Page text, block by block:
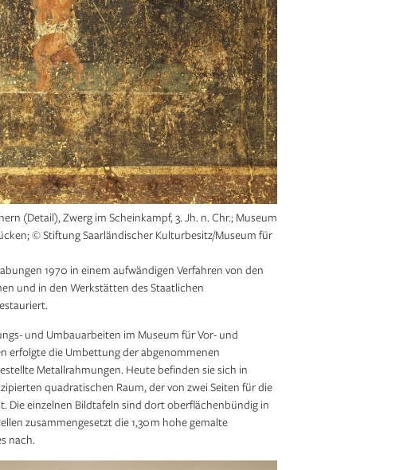
(Detail), Zwerg im Scheinkampf, 3. Jh. n. Chr.; Museum
© Stiftung Saarländischer Kulturbesitz/Museum für
1970 in einem aufwän­digen Verfahren von den
und in den Werkstätten des Staatlichen
und Umbauarbeiten im Museum für Vor- und
erfolgte die Umbettung der abgenommenen
Metallrah­mungen. Heute befinden sie sich in
quadratischen Raum, der von zwei Seiten für die
Die einzelnen Bild­tafeln sind dort oberflächenbündig in
zusammengesetzt die 1,30 m hohe gemalte
nach.